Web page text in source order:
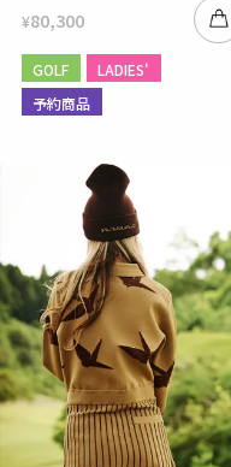
¥80,300
GOLF
LADIES'
予約商品